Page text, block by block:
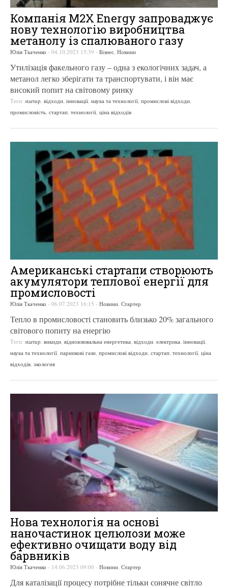
Компанія M2X Energy запроваджує
нову технологію виробництва
метанолу із спалюваного газу
Юлія Ткаченко - 04.10.2023 15:39 - Бізнес, Новини
Утилізація факельного газу – одна з екологічних задач, а
метанол легко зберігати та транспортувати, і він має
високий попит на світовому ринку
Теги: startup, відходи, інновації, наука та технології, промислові відходи,
промисловість, стартап, технології, ціна відходів
Американські стартапи створюють
акумулятори теплової енергії для
промисловості
Юлія Ткаченко - 06.07.2023 16:15 - Новини Стартер
Тепло в промисловості становить близько 20% загального
світового попиту на енергію
Теги: startup викиди відновлювальна енергетика відходи електрика інновації
наука та технології парникові гази промислові відходи стартап технології ціна
відходів экология
Нова технологія на основі
наночастинок целюлози може
ефективно очищати воду від
барвників
Юлія Ткаченко - 14.06.2023 09:00 - Новини Стартер
Для каталізації процесу потрібне тільки сонячне світло